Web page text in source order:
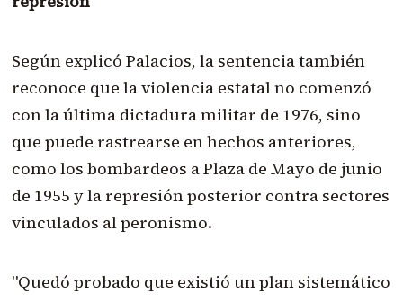
Según explicó Palacios, la sentencia también
reconoce que la violencia estatal no comenzó
con la última dictadura militar de 1976, sino
que puede rastrearse en hechos anteriores,
como los bombardeos a Plaza de Mayo de junio
de 1955 y la represión posterior contra sectores
vinculados al peronismo.
"Quedó probado que existió un plan sistemático